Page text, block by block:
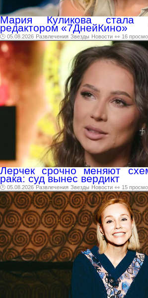
Мария Куликова стала
редактором «7ДнейКино»
🕑 05.08.2026 Развлечения Звезды Новости 👀 16
Лерчек срочно меняют
рака: суд вынес вердикт
🕑 05.08.2026 Развлечения Звезды Новости 👀 15